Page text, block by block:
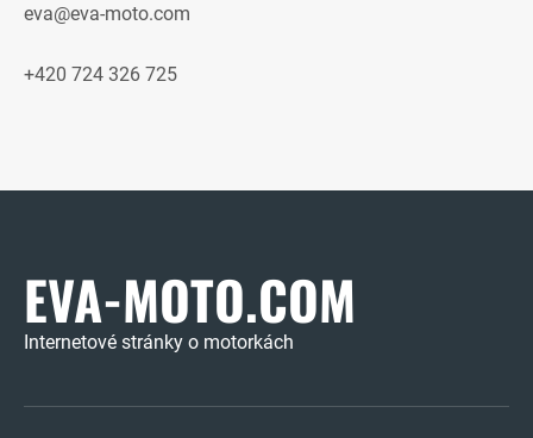
eva@eva-moto.com
+420 724 326 725
EVA-MOTO.COM
Internetové stránky o motorkách